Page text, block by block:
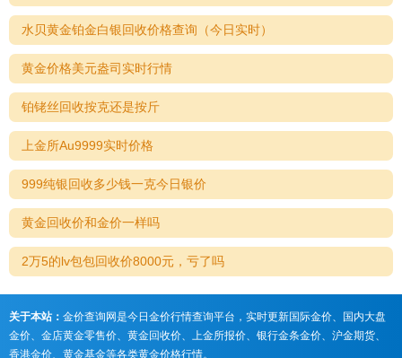
水贝黄金铂金白银回收价格查询（今日实时）
黄金价格美元盎司实时行情
铂铑丝回收按克还是按斤
上金所Au9999实时价格
999纯银回收多少钱一克今日银价
黄金回收价和金价一样吗
2万5的lv包包回收价8000元，亏了吗
关于本站： 金价查询网是今日金价行情查询平台，实时更新国际金价、国内大盘
金价、金店黄金零售价、黄金回收价、上金所报价、银行金条金价、沪金期货、
香港金价、黄金基金等各类黄金价格行情。